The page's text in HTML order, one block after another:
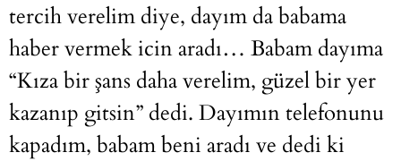
tercih verelim diye, dayım da babama
haber vermek icin aradı… Babam dayıma
“Kıza bir şans daha verelim, güzel bir yer
kazanıp gitsin” dedi. Dayımın telefonunu
kapadım, babam beni aradı ve dedi ki